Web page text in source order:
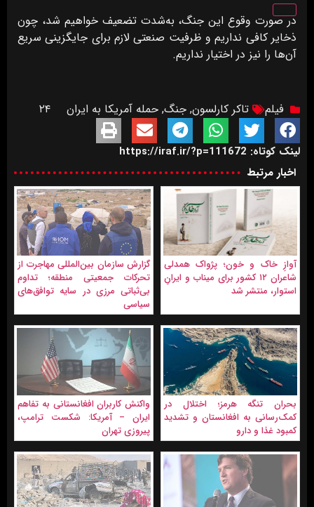
در صورت وقوع این جنگ، به‌شدت تضعیف خواهیم شد، چون
ذخایر کافی نداریم و ظرفیت صنعتی لازم برای جایگزینی سریع
آن‌ها را نیز در اختیار نداریم.
فیلم تاکر کارلسون, جنگ, حمله آمریکا به ایران ۲۴
لینک کوتاه: https://iraf.ir/?p=111672
اخبار مرتبط
آوازِ خاک و خون؛ پژواک همدلی
شاعران ۱۲ کشور برای میناب و ایرانِ
استوار، منتشر شد
گزارش سازمان بین‌المللی مهاجرت از
تحرکات جمعیتی منطقه؛ تداوم
بی‌ثباتی مرزی در سایه توافق‌های
سیاسی
بحران تنگه هرمز؛ اختلال در
کمک‌رسانی به افغانستان و تشدید
کمبود غذا و دارو
واکنش کاربران افغانستانی به تفاهم
ایران – آمریکا: شکست ترامپ،
پیروزی تهران